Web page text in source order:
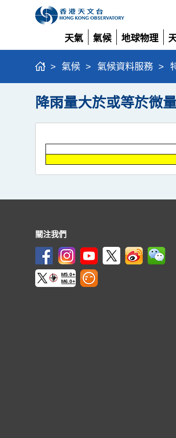
天氣
展
開
氣候
展
開
地球物理
展
開
> 氣候 > 氣候資料服務 >
降雨量大於或等於微
關注我們
M5.0+
M6.0+